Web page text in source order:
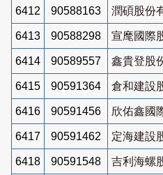
6412 90588163 潤碩股份
6413 90588298 宣麾國際
6414 90589557 鑫貴登股
6415 90591364 倉和建設
6416 90591456 欣佑鑫國
6417 90591462 定海建設
6418 90591548 吉利海螺